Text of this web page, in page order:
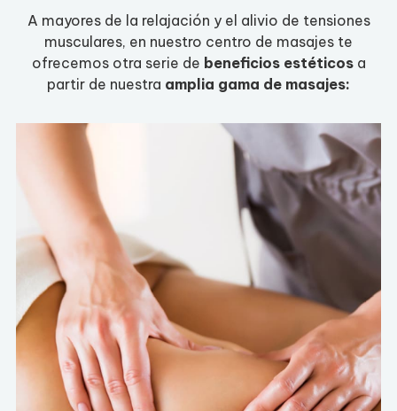
A mayores de la relajación y el alivio de tensiones
musculares, en nuestro centro de masajes te
ofrecemos otra serie de beneficios estéticosa
partir de nuestra amplia gama de masajes: